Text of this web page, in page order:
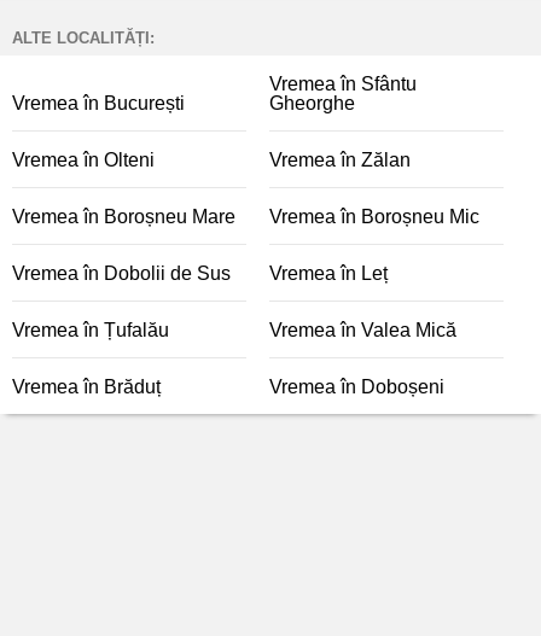
ALTE LOCALITĂȚI:
Vremea în București
Vremea în Sfântu
Gheorghe
Vremea în Olteni Vremea în Zălan
Vremea în Boroșneu Mare Vremea în Boroșneu Mic
Vremea în Dobolii de Sus Vremea în Leț
Vremea în Țufalău Vremea în Valea Mică
Vremea în Brăduț Vremea în Doboșeni